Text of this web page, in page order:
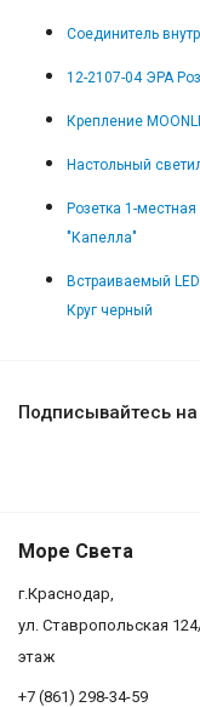
Соединитель
12-2107-04 ЭРА
Крепление
Настольный
Розетка 1-
"Капелла"
Встраиваемый
Круг черный
Подписывайтесь
Море Света
г.Краснодар,
ул. Ставропольская
этаж
+7 (861) 298-34-59